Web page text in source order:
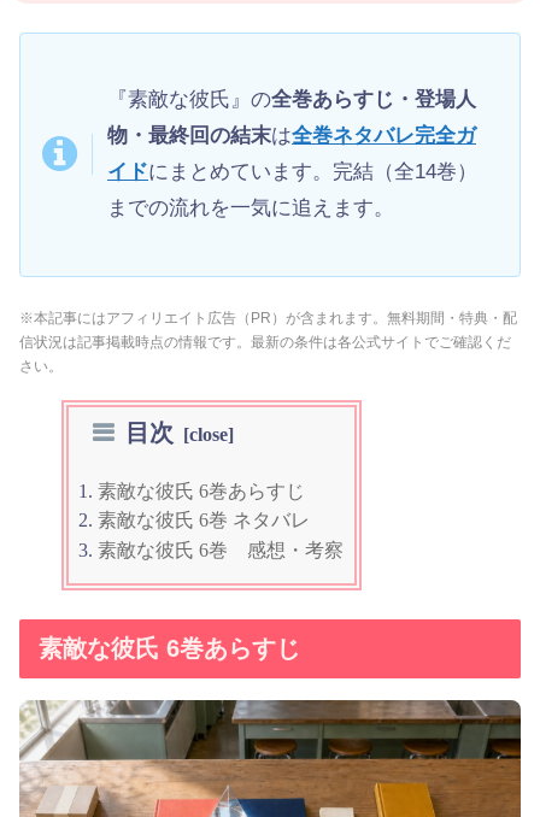
『素敵な彼氏』の全巻あらすじ・登場人
物・最終回の結末は全巻ネタバレ完全ガ
イドにまとめています。完結（全14巻）
までの流れを一気に追えます。
※本記事にはアフィリエイト広告（PR）が含まれます。無料期間・特典・配
信状況は記事掲載時点の情報です。最新の条件は各公式サイトでご確認くだ
さい。
目次
素敵な彼氏 6巻あらすじ
素敵な彼氏 6巻 ネタバレ
素敵な彼氏 6巻 感想・考察
素敵な彼氏 6巻あらすじ